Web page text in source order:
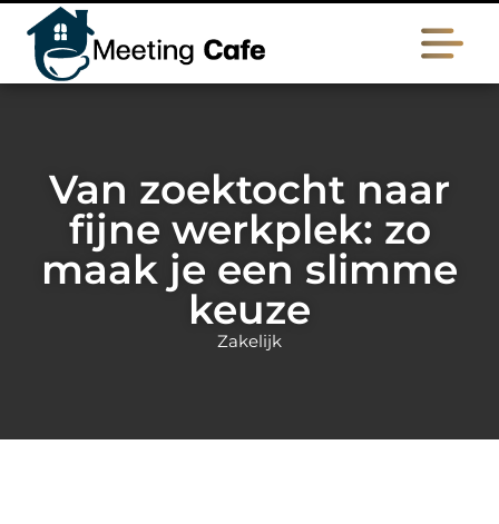
Van zoektocht naar
fijne werkplek: zo
maak je een slimme
keuze
Zakelijk